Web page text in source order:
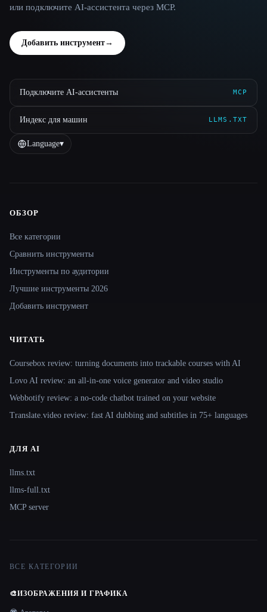
или подключите AI-ассистента через MCP.
Добавить инструмент→
Подключите AI-ассистенты MCP
Индекс для машин LLMS.TXT
Language▾
Site navigation
ОБЗОР
Все категории
Сравнить инструменты
Инструменты по аудитории
Лучшие инструменты 2026
Добавить инструмент
ЧИТАТЬ
Coursebox review: turning documents into trackable courses with AI
Lovo AI review: an all-in-one voice generator and video studio
Webbotify review: a no-code chatbot trained on your website
Translate.video review: fast AI dubbing and subtitles in 75+ languages
ДЛЯ AI
llms.txt
llms-full.txt
MCP server
ВСЕ КАТЕГОРИИ
🎨ИЗОБРАЖЕНИЯ И ГРАФИКА